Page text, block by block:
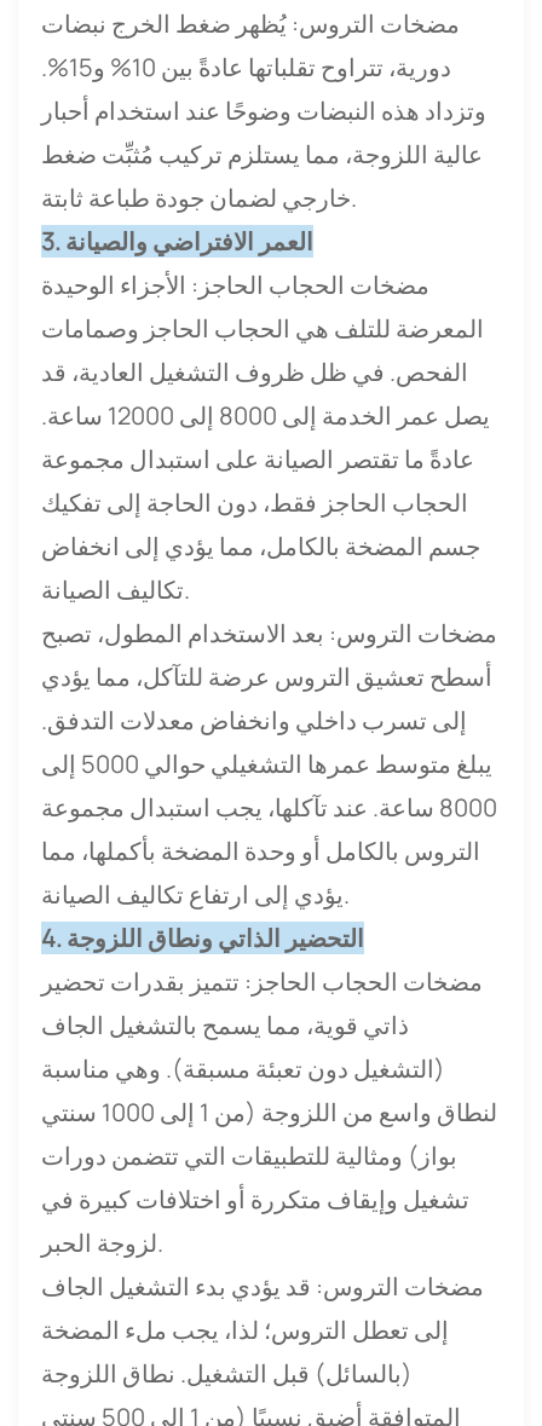
مضخات التروس: يُظهر ضغط الخرج نبضات
دورية، تتراوح تقلباتها عادةً بين 10% و15%.
وتزداد هذه النبضات وضوحًا عند استخدام أحبار
عالية اللزوجة، مما يستلزم تركيب مُثبِّت ضغط
خارجي لضمان جودة طباعة ثابتة.
3. العمر الافتراضي والصيانة
مضخات الحجاب الحاجز: الأجزاء الوحيدة
المعرضة للتلف هي الحجاب الحاجز وصمامات
الفحص. في ظل ظروف التشغيل العادية، قد
يصل عمر الخدمة إلى 8000 إلى 12000 ساعة.
عادةً ما تقتصر الصيانة على استبدال مجموعة
الحجاب الحاجز فقط، دون الحاجة إلى تفكيك
جسم المضخة بالكامل، مما يؤدي إلى انخفاض
تكاليف الصيانة.
مضخات التروس: بعد الاستخدام المطول، تصبح
أسطح تعشيق التروس عرضة للتآكل، مما يؤدي
إلى تسرب داخلي وانخفاض معدلات التدفق.
يبلغ متوسط ​​عمرها التشغيلي حوالي 5000 إلى
8000 ساعة. عند تآكلها، يجب استبدال مجموعة
التروس بالكامل أو وحدة المضخة بأكملها، مما
يؤدي إلى ارتفاع تكاليف الصيانة.
4. التحضير الذاتي ونطاق اللزوجة
مضخات الحجاب الحاجز: تتميز بقدرات تحضير
ذاتي قوية، مما يسمح بالتشغيل الجاف
(التشغيل دون تعبئة مسبقة). وهي مناسبة
لنطاق واسع من اللزوجة (من 1 إلى 1000 سنتي
بواز) ومثالية للتطبيقات التي تتضمن دورات
تشغيل وإيقاف متكررة أو اختلافات كبيرة في
لزوجة الحبر.
مضخات التروس: قد يؤدي بدء التشغيل الجاف
إلى تعطل التروس؛ لذا، يجب ملء المضخة
(بالسائل) قبل التشغيل. نطاق اللزوجة
المتوافقة أضيق نسبيًا (من 1 إلى 500 سنتي